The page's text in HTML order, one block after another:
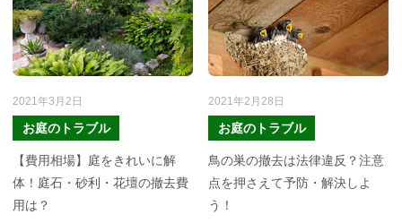
2021年3月2日
お庭のトラブル
【費用相場】庭をきれいに解
体！庭石・砂利・花壇の撤去費
用は？
2021年2月28日
お庭のトラブル
鳥の巣の撤去は法律違反？注意
点を押さえて予防・解決しよ
う！